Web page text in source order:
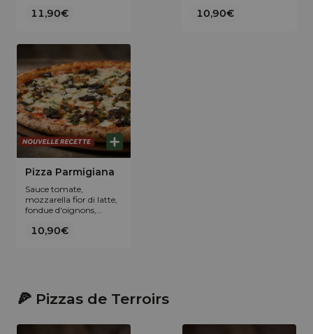
de crème et origan.
11,90€
frais.
10,90€
Pizza Parmigiana
Sauce tomate,
mozzarella fior di latte,
fondue d'oignons,
Parmigiano Reggiano
10,90€
🍕 Pizzas de Terroirs